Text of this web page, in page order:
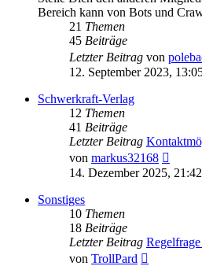
Bereich kann von Bots und
21 Themen
45 Beiträge
Letzter Beitrag von
12. September 2023,
Schwerkraft-Verlag
12 Themen
41 Beiträge
Letzter Beitrag
von markus32168
Beitrag
14. Dezember 2025, 21:42
Sonstiges
10 Themen
18 Beiträge
Letzter Beitrag
von TrollPard